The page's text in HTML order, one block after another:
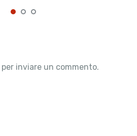
per inviare un commento.